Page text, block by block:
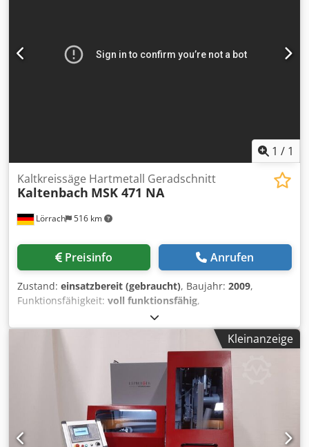
1 / 1
Lörrach 516 km
Kaltkreissäge Hartmetall Geradschnitt
Kaltenbach MSK 471 NA
Preisinfo Anrufen
Zustand: einsatzbereit (gebraucht), Baujahr: 2009,
Funktionsfähigkeit: voll funktionsfähig,
460 mm
bei 90°:150 mm, Arbeitshöhe:1.030 mm, Geradschnitt-
Kreissägeautomat MSK 471 NA für HSS und Hartmetall
Sägeblätter Schnittbereich Rund bis 150 mm, Vierkant bis
140 mm Geeignet für nahezu alle Profilformen und
Vollmaterial Automatische Abschnittsortierung mittels
Abschnittgreifer Dodpoubbw Ajfx Appock Maschine bei
KALTENBACH geprüft, Verschleißteile ausgetauscht
Kleinanzeige